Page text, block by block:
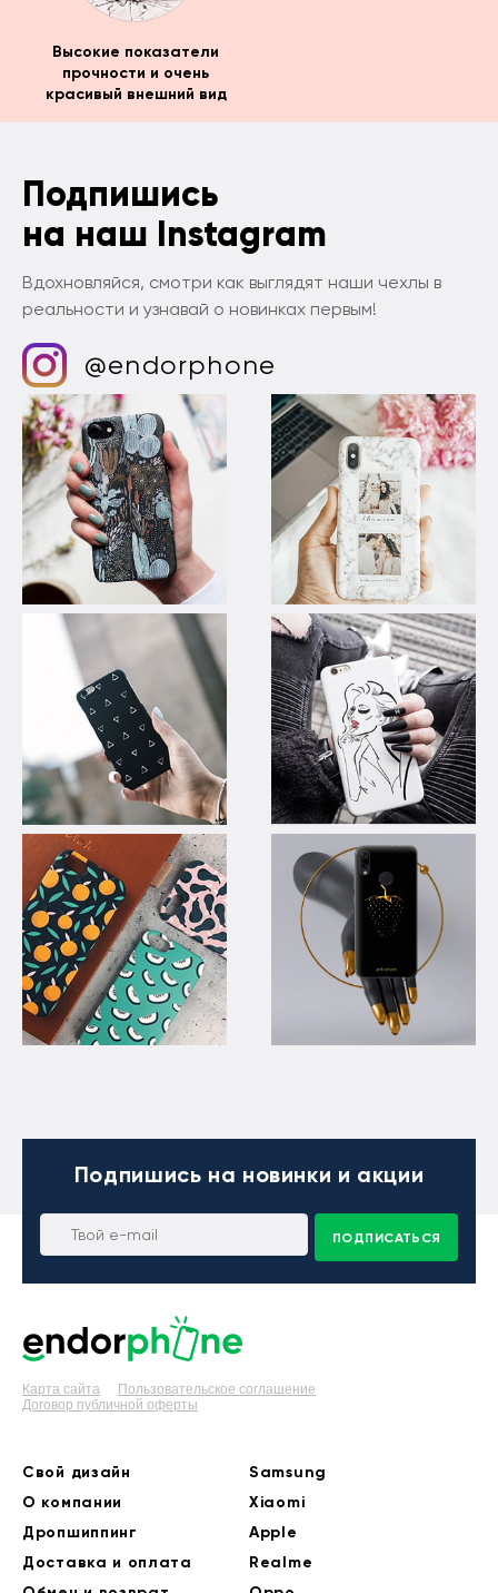
Высокие показатели
прочности и очень
красивый внешний вид
Подпишись
на наш Instagram
Вдохновляйся, смотри как выглядят наши чехлы в
реальности и узнавай о новинках первым!
@endorphone
Подпишись на новинки и акции
ПОДПИСАТЬСЯ
Карта сайта
Пользовательское соглашение
Договор публичной оферты
Свой дизайн
О компании
Дропшиппинг
Доставка и оплата
Samsung
Xiaomi
Apple
Realme